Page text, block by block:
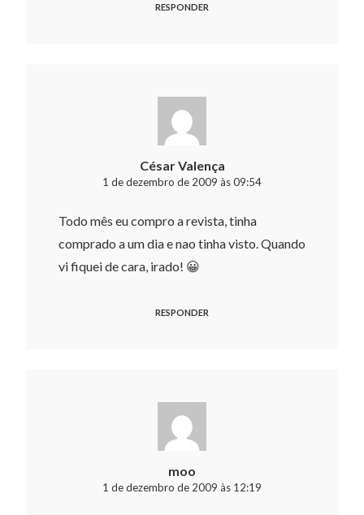
RESPONDER
César Valença
1 de dezembro de 2009 às 09:54
Todo mês eu compro a revista, tinha
comprado a um dia e nao tinha visto. Quando
vi fiquei de cara, irado! 😀
RESPONDER
moo
1 de dezembro de 2009 às 12:19